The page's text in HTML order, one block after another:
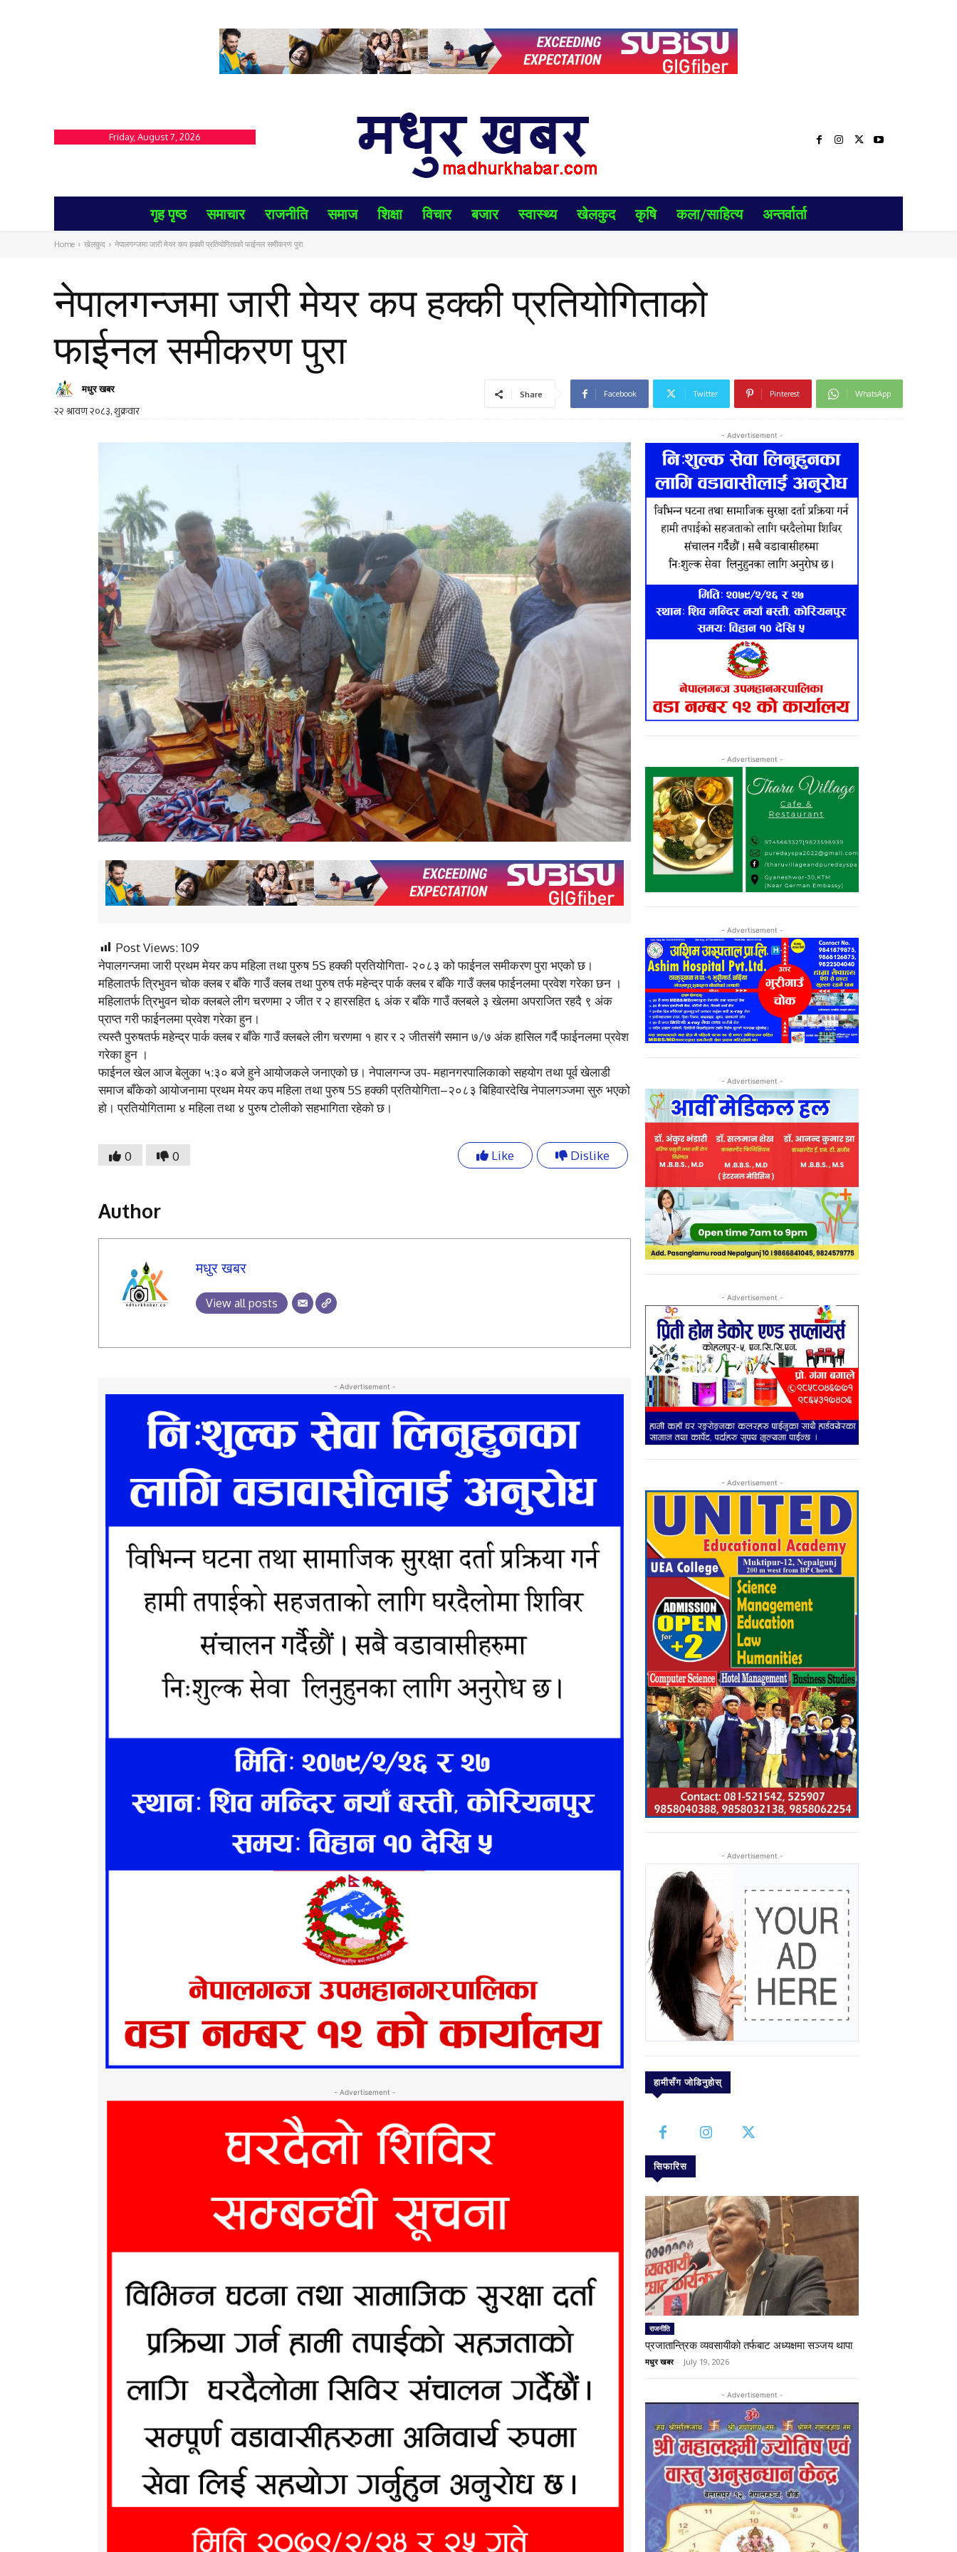
Friday, August 7, 2026
गृह पृष्ठ समाचार राजनीति समाज शिक्षा विचार बजार स्वास्थ्य खेलकुद कृषि कला/साहित्य अन्तर्वार्ता
Home खेलकुद नेपालगन्जमा जारी मेयर कप हक्की प्रतियोगिताको फाईनल समीकरण पुरा
नेपालगन्जमा जारी मेयर कप हक्की प्रतियोगिताको
फाईनल समीकरण पुरा
मधुर खबर
Share Facebook Twitter Pinterest WhatsApp
Post Views:109
नेपालगन्जमा जारी प्रथम मेयर कप महिला तथा पुरुष 5S हक्की प्रतियोगिता- २०८३ को फाईनल समीकरण पुरा भएको छ।
महिलातर्फ त्रिभुवन चोक क्लब र बाँके गाउँ क्लब तथा पुरुष तर्फ महेन्द्र पार्क क्लब र बाँके गाउँ क्लब फाईनलमा प्रवेश गरेका छन ।
महिलातर्फ त्रिभुवन चोक क्लबले लीग चरणमा २ जीत र २ हारसहित ६ अंक र बाँके गाउँ क्लबले ३ खेलमा अपराजित रहदै ९ अंक
प्राप्त गरी फाईनलमा प्रवेश गरेका हुन।
त्यस्तै पुरुषतर्फ महेन्द्र पार्क क्लब र बाँके गाउँ क्लबले लीग चरणमा १ हार र २ जीतसंगै समान ७/७ अंक हासिल गर्दै फाईनलमा प्रवेश
गरेका हुन ।
फाईनल खेल आज बेलुका ५:३० बजे हुने आयोजकले जनाएको छ। नेपालगन्ज उप- महानगरपालिकाको सहयोग तथा पूर्व खेलाडी
समाज बाँकेको आयोजनामा प्रथम मेयर कप महिला तथा पुरुष 5S हक्की प्रतियोगिता–२०८३ बिहिवारदेखि नेपालगञ्जमा सुरु भएको
हो। प्रतियोगितामा ४ महिला तथा ४ पुरुष टोलीको सहभागिता रहेको छ।
0 0 Like Dislike
Author
मधुर खबर
View all posts
- Advertisement -
- Advertisement -
- Advertisement -
- Advertisement -
- Advertisement -
- Advertisement -
- Advertisement -
- Advertisement -
- Advertisement -
हामीसँग जोडिनुहोस्
सिफारिस
राजनीति
प्रजातान्त्रिक व्यवसायीको तर्फबाट अध्यक्षमा सञ्जय थापा
मधुर खबर - July 19, 2026
- Advertisement -